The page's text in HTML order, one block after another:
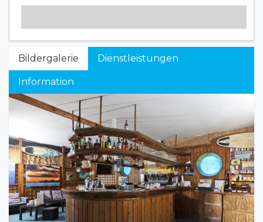
Bildergalerie Dienstleistungen
Information
Previous Next